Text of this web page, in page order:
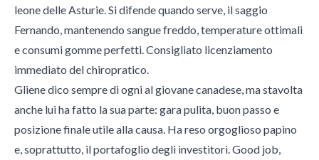
leone delle Asturie. Si difende quando serve, il saggio
Fernando, mantenendo sangue freddo, temperature ottimali
e consumi gomme perfetti. Consigliato licenziamento
immediato del chiropratico.
Gliene dico sempre di ogni al giovane canadese, ma stavolta
anche lui ha fatto la sua parte: gara pulita, buon passo e
posizione finale utile alla causa. Ha reso orgoglioso papino
e, soprattutto, il portafoglio degli investitori. Good job,